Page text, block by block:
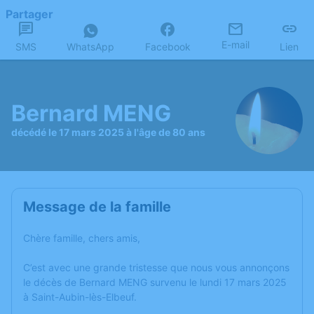
Partager
SMS WhatsApp Facebook E-mail Lien
Bernard MENG
décédé le 17 mars 2025 à l'âge de 80 ans
Message de la famille
Chère famille, chers amis,
C’est avec une grande tristesse que nous vous annonçons
le décès de Bernard MENG survenu le lundi 17 mars 2025
à Saint-Aubin-lès-Elbeuf.